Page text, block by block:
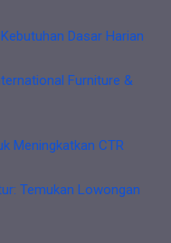
Dasar Harian
Furniture &
Meningkatkan CTR
Temukan Lowongan